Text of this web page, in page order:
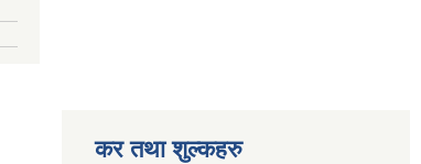
कर तथा शुल्कहरु